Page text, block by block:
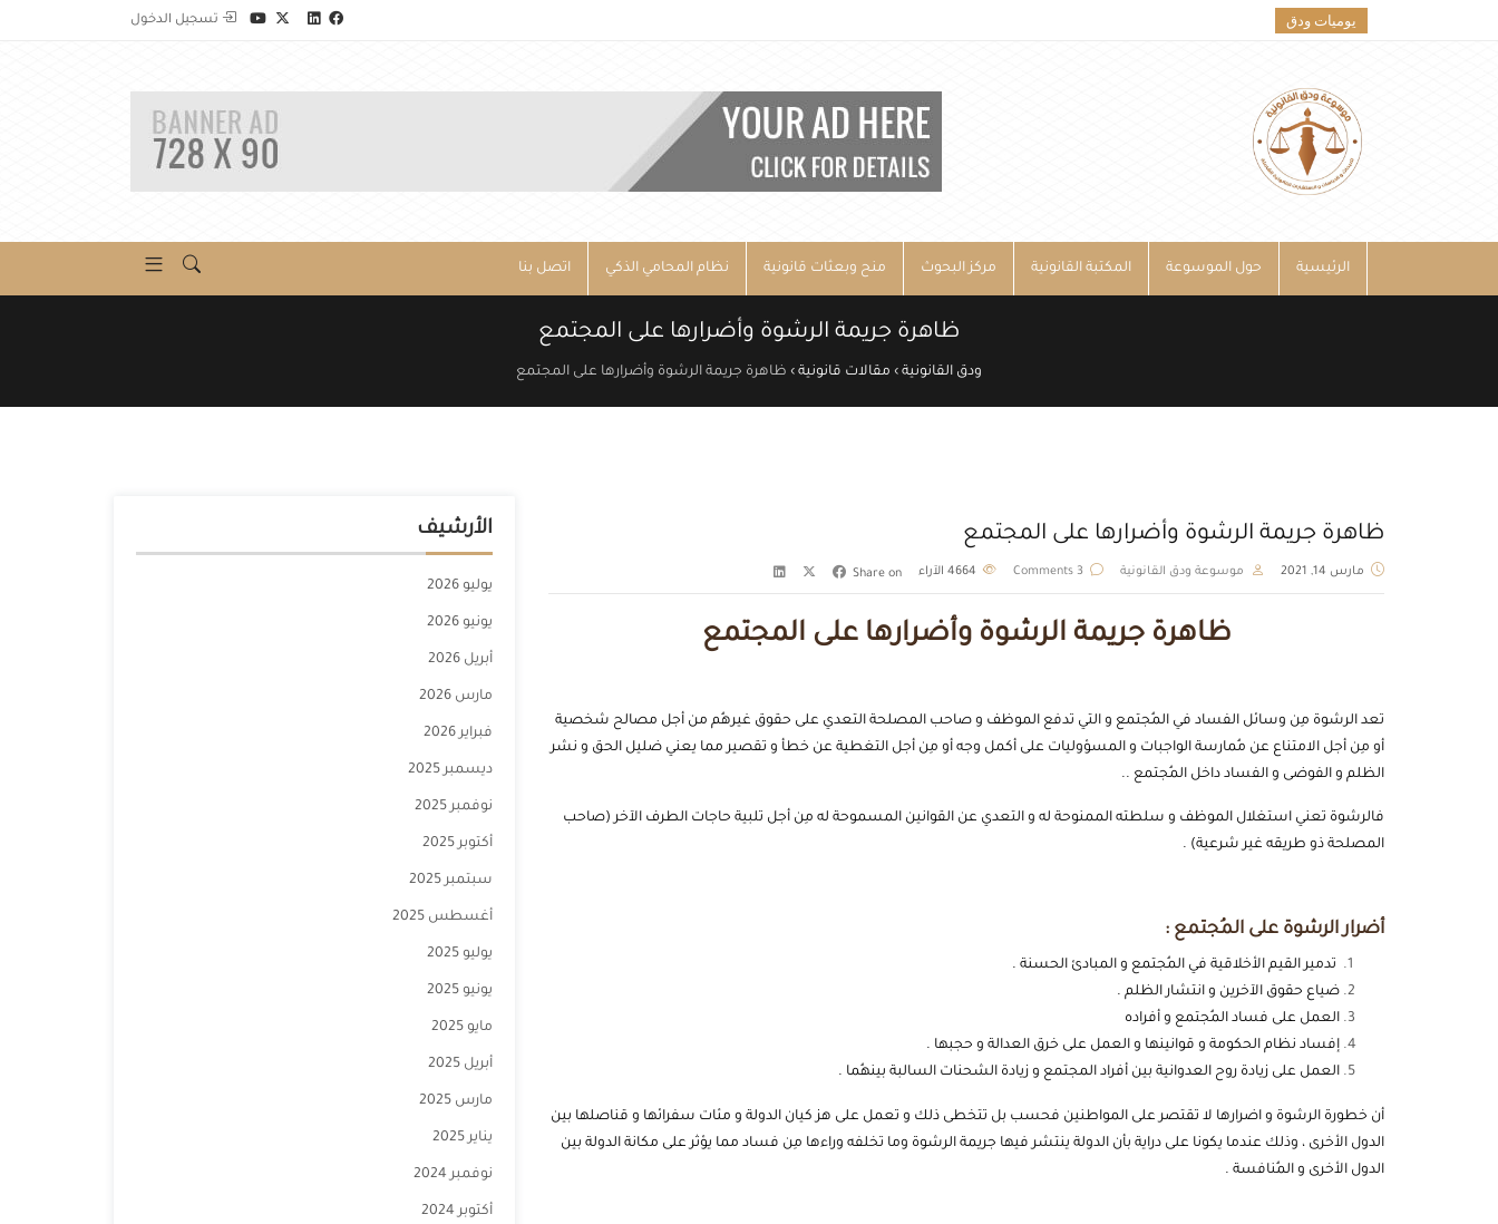
يوميات ودق تسجيل الدخول
الرئيسية حول الموسوعة المكتبة القانونية مركز البحوث منح وبعثات قانونية نظام المحامي الذكي اتصل بنا
ظاهرة جريمة الرشوة وأضرارها على المجتمع
ودق القانونية › مقالات قانونية › ظاهرة جريمة الرشوة وأضرارها على المجتمع
ظاهرة جريمة الرشوة وأضرارها على المجتمع
مارس 14, 2021 موسوعة ودق القانونية 3 Comments الآراء Share on
ظاهرة جريمة الرشوة وأضرارها على المجتمع
تعد الرشوة مِن وسائل الفساد في المُجتمع و التي تدفع الموظف و صاحب المصلحة التعدي على حقوق غيرهُم من أجل مصالح شخصية
أو مِن أجل الامتناع عن مُمارسة الواجبات و المسؤوليات على أكمل وجه أو مِن أجل التغطية عن خطأ و تقصير مما يعني ضليل الحق و نشر
الظلم و الفوضى و الفساد داخل المُجتمع ..
فالرشوة تعني استغلال الموظف و سلطته الممنوحة له و التعدي عن القوانين المسموحة له مِن أجل تلبية حاجات الطرف الآخر (صاحب
المصلحة ذو طريقه غير شرعية) .
أضرار الرشوة على المُجتمع :
تدمير القيم الأخلاقية في المُجتمع و المبادئ الحسنة .
ضياع حقوق الآخرين و انتشار الظلم .
العمل على فساد المُجتمع و أفراده
إفساد نظام الحكومة و قوانينها و العمل على خرق العدالة و حجبها .
العمل على زيادة روح العدوانية بين أفراد المجتمع و زيادة الشحنات السالبة بينهُما .
أن خطورة الرشوة و اضرارها لا تقتصر على المواطنين فحسب بل تتخطى ذلك و تعمل على هز كيان الدولة و مئات سفرائها و قناصلها بين
الدول الأخرى ، وذلك عندما يكونا على دراية بأن الدولة ينتشر فيها جريمة الرشوة وما تخلفه وراءها مِن فساد مما يؤثر على مكانة الدولة بين
الدول الأخرى و المُنافسة .
الأرشيف
يوليو 2026
يونيو 2026
أبريل 2026
مارس 2026
فبراير 2026
ديسمبر 2025
نوفمبر 2025
أكتوبر 2025
سبتمبر 2025
أغسطس 2025
يوليو 2025
يونيو 2025
مايو 2025
أبريل 2025
مارس 2025
يناير 2025
نوفمبر 2024
أكتوبر 2024